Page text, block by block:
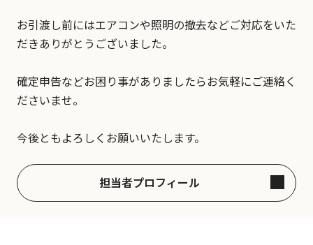
お引渡し前にはエアコンや照明の撤去などご対応をいた
だきありがとうございました。
確定申告などお困り事がありましたらお気軽にご連絡く
ださいませ。
今後ともよろしくお願いいたします。
担当者プロフィール